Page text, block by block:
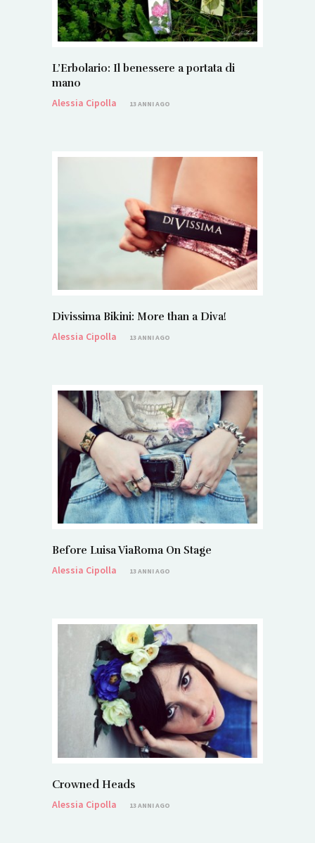
L’Erbolario: Il benessere a portata di
mano
Alessia Cipolla
13 ANNI AGO
Divissima Bikini: More than a Diva!
Alessia Cipolla
13 ANNI AGO
Before Luisa ViaRoma On Stage
Alessia Cipolla
13 ANNI AGO
Crowned Heads
Alessia Cipolla
13 ANNI AGO